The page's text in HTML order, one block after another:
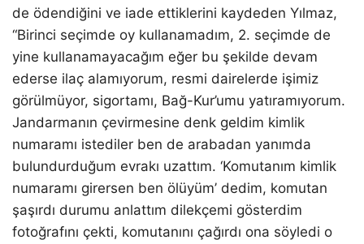
de ödendiğini ve iade ettiklerini kaydeden Yılmaz,
“Birinci seçimde oy kullanamadım, 2. seçimde de
yine kullanamayacağım eğer bu şekilde devam
ederse ilaç alamıyorum, resmi dairelerde işimiz
görülmüyor, sigortamı, Bağ-Kur’umu yatıramıyorum.
Jandarmanın çevirmesine denk geldim kimlik
numaramı istediler ben de arabadan yanımda
bulundurduğum evrakı uzattım. ‘Komutanım kimlik
numaramı girersen ben ölüyüm’ dedim, komutan
şaşırdı durumu anlattım dilekçemi gösterdim
fotoğrafını çekti, komutanını çağırdı ona söyledi o